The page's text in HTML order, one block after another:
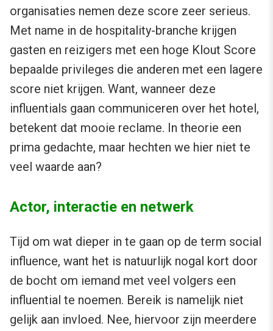
organisaties nemen deze score zeer serieus.
Met name in de hospitality-branche krijgen
gasten en reizigers met een hoge Klout Score
bepaalde privileges die anderen met een lagere
score niet krijgen. Want, wanneer deze
influentials gaan communiceren over het hotel,
betekent dat mooie reclame. In theorie een
prima gedachte, maar hechten we hier niet te
veel waarde aan?
Actor, interactie en netwerk
Tijd om wat dieper in te gaan op de term social
influence, want het is natuurlijk nogal kort door
de bocht om iemand met veel volgers een
influential te noemen. Bereik is namelijk niet
gelijk aan invloed. Nee, hiervoor zijn meerdere